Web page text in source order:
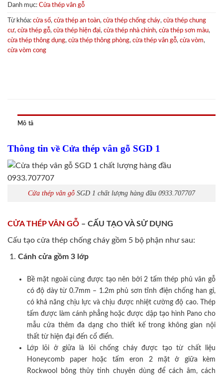
Danh mục: Cửa thép vân gỗ
Từ khóa: cửa sổ, cửa thép an toàn, cửa thép chống cháy, cửa thép chung
cư, cửa thép gỗ, cửa thép hiện đại, cửa thép nhà chính, cửa thép sơn màu,
cửa thép thông dụng, cửa thép thông phòng, cửa thép vân gỗ, cửa vòm,
cửa vòm cong
Mô tả
Thông tin về Cửa thép vân gỗ SGD 1
Cửa thép vân gỗ SGD 1 chất lượng hàng đầu 0933.707707
CỬA THÉP VÂN GỖ – CẤU TẠO VÀ SỬ DỤNG
Cấu tạo cửa thép chống cháy gồm 5 bộ phận như sau:
Cánh cửa gồm 3 lớp
Bề mặt ngoài cùng được tạo nên bởi 2 tấm thép phủ vân gỗ
có độ dày từ 0.7mm – 1.2m phủ sơn tĩnh điện chống han gỉ,
có khả năng chịu lực và chịu được nhiệt cường độ cao. Thép
tấm được làm cánh phẳng hoặc được dập tạo hình Pano cho
mẫu cửa thêm đa dạng cho thiết kế trong không gian nội
thất từ hiện đại đến cổ điển.
Lớp lõi ở giữa là lõi chống cháy được tạo từ chất liệu
Honeycomb paper hoặc tấm eron 2 mặt ở giữa kèm
Rockwool bông thủy tinh chuyên dùng để cách âm, cách